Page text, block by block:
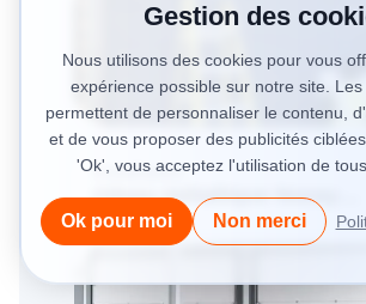
Installation
rideau métallique Nozay
(91620)
Gestion des
Nous utilisons des cookies pour vous
expérience possible sur notre site.
permettent de personnaliser le contenu,
et de vous proposer des publicités
'Ok', vous acceptez l'utilisation de
Ok pour moi Non merci